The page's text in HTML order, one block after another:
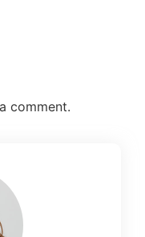
comment.